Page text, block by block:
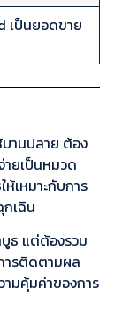
เป็นยอดขาย
บานปลาย ต้อง
ายเป็นหมวด
ห้เหมาะกับการ
กเฉิน
ธ แต่ต้องรวม
ารติดตามผล
ามคุ้มค่าของการ